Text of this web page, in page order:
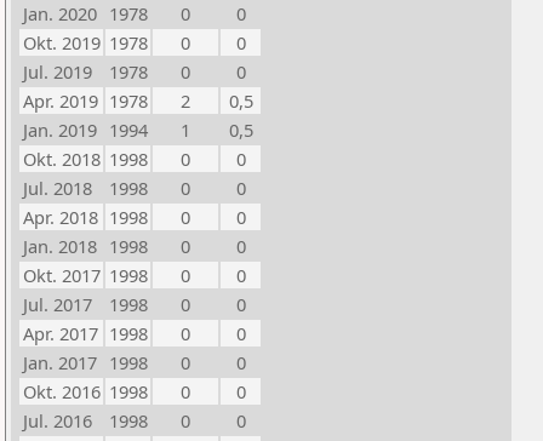
Jan. 2020 1978 0
0
Okt. 2019 1978 0
0
Jul. 2019
1978 0
0
Apr. 2019 1978 2
0,5
Jan. 2019 1994 1
0,5
Okt. 2018 1998 0
0
Jul. 2018
1998 0
0
Apr. 2018 1998 0
0
Jan. 2018 1998 0
0
Okt. 2017 1998 0
0
Jul. 2017
1998 0
0
Apr. 2017 1998 0
0
Jan. 2017 1998 0
0
Okt. 2016 1998 0
0
Jul. 2016
1998 0
0